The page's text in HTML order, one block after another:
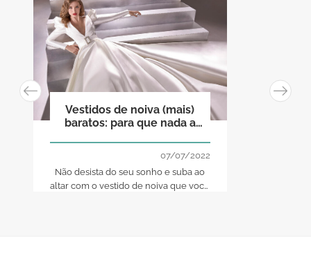
Vestidos de noiva (mais)
baratos: para que nada a
07/07/2022
Não desista do seu sonho e suba ao
altar com o vestido de noiva que você